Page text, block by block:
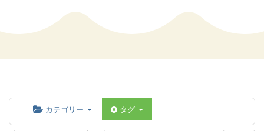
カテゴリー タグ